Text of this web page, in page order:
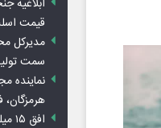
قیمت
مدیرکل
سمت
نماینده